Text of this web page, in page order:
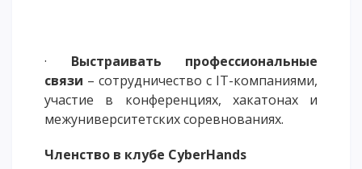
· Выстраивать профессиональные
связи – сотрудничество с IT-компаниями,
участие в конференциях, хакатонах и
межуниверситетских соревнованиях.
Членство в клубе CyberHands